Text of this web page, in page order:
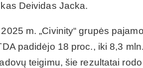
Deividas Jacka.
m. „Civinity“ grupės
padidėjo 18 proc., iki 8,3
teigimu, šie rezultatai